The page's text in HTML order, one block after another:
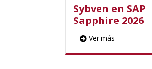
Sybven en SAP
Sapphire 2026
Ver más